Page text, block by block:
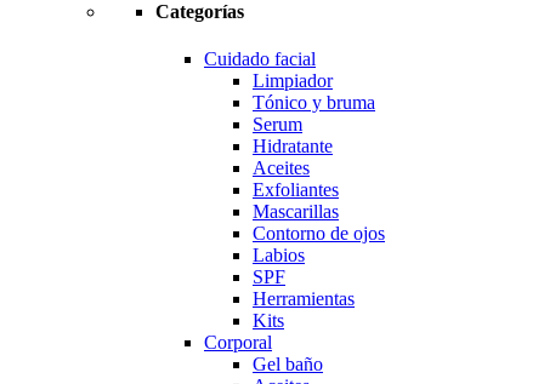
Categorías
Cuidado facial
Limpiador
Tónico y bruma
Serum
Hidratante
Aceites
Exfoliantes
Mascarillas
Contorno de ojos
Labios
SPF
Herramientas
Kits
Corporal
Gel baño